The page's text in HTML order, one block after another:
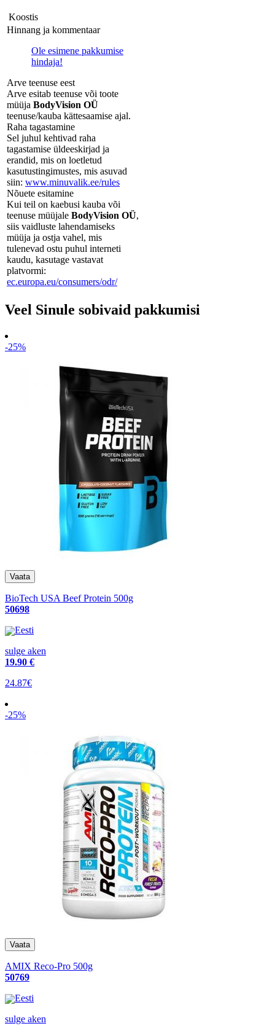
Koostis
Hinnang ja kommentaar
Ole esimene pakkumise
hindaja!
Arve teenuse eest
Arve esitab teenuse või toote
müüja BodyVision OÜ
teenuse/kauba kättesaamise ajal.
Raha tagastamine
Sel juhul kehtivad raha
tagastamise üldeeskirjad ja
erandid, mis on loetletud
kasutustingimustes, mis asuvad
siin: www.minuvalik.ee/rules
Nõuete esitamine
Kui teil on kaebusi kauba või
teenuse müüjale BodyVision OÜ,
siis vaidluste lahendamiseks
müüja ja ostja vahel, mis
tulenevad ostu puhul interneti
kaudu, kasutage vastavat
platvormi:
ec.europa.eu/consumers/odr/
Veel Sinule sobivaid pakkumisi
-25%
BioTech USA Beef Protein 500g
50698
Eesti
sulge aken
19.90 €
24.87€
-25%
AMIX Reco-Pro 500g
50769
Eesti
sulge aken